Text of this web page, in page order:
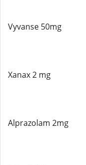
Vyvanse 50mg
Xanax 2 mg
Alprazolam 2mg